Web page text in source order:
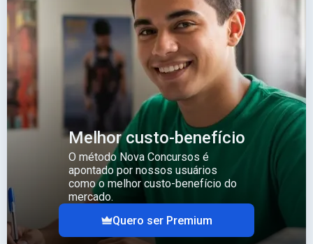
Melhor custo-benefício
O método Nova Concursos é
apontado por nossos usuários
como o melhor custo-benefício do
mercado.
Quero ser Premium